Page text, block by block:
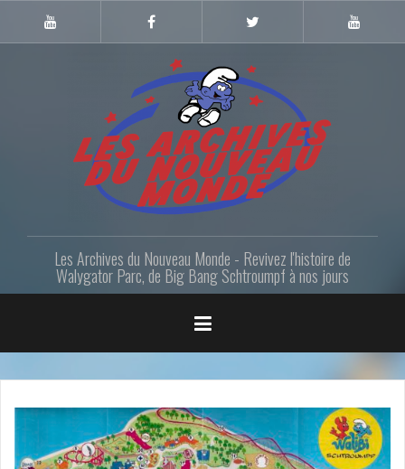
content
Youtube
Gazette
Facebook
Youtube
LANM
Les Archives du Nouveau Monde - Revivez l'histoire de
Walygator Parc, de Big Bang Schtroumpf à nos jours